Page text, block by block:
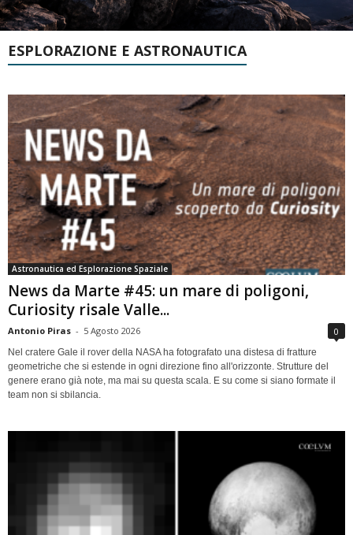
ESPLORAZIONE E ASTRONAUTICA
Astronautica ed Esplorazione Spaziale
News da Marte #45: un mare di poligoni,
Curiosity risale Valle...
Antonio Piras - 5 Agosto 2026 0
Nel cratere Gale il rover della NASA ha fotografato una distesa di fratture
geometriche che si estende in ogni direzione fino all'orizzonte. Strutture del
genere erano già note, ma mai su questa scala. E su come si siano formate il
team non si sbilancia.